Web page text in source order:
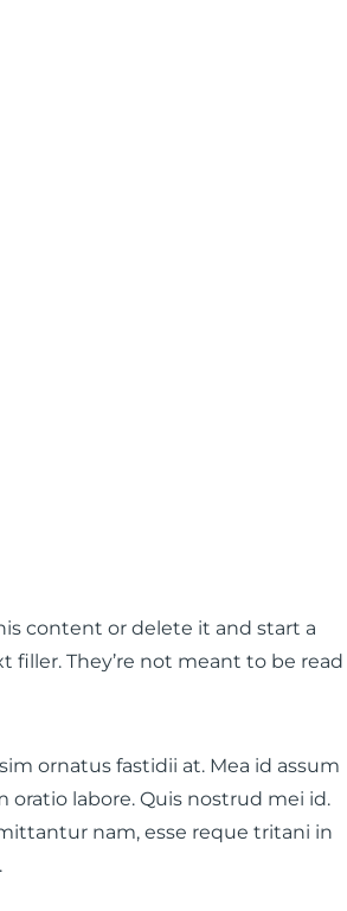
content or delete it and start a
filler. They’re not meant to be read
ornatus fastidii at. Mea id assum
labore. Quis nostrud mei id.
nam, esse reque tritani in